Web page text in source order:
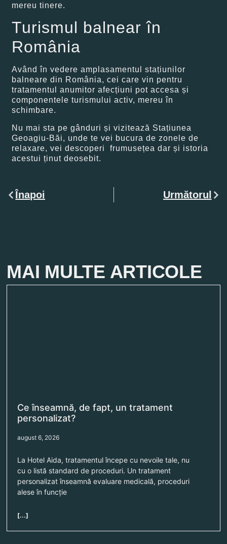
mereu tinere.
Turismul balnear în
România
Având în vedere amplasamentul stațiunilor
balneare din România, cei care vin pentru
tratamentul anumitor afecțiuni pot accesa și
componentele turismului activ, mereu în
schimbare.
Nu mai sta pe gânduri și vizitează Stațiunea
Geoagiu-Băi, unde te vei bucura de zonele de
relaxare, vei descoperi frumusețea dar și istoria
acestui ținut deosebit.
Înapoi Următorul
MAI MULTE ARTICOLE
Ce înseamnă, de fapt, un tratament
personalizat?
august 6, 2026
La Hotel Aida, tratamentul începe cu nevoile tale, nu
cu o listă standard de proceduri. Un tratament
personalizat înseamnă evaluare medicală, proceduri
alese în funcție
[...]